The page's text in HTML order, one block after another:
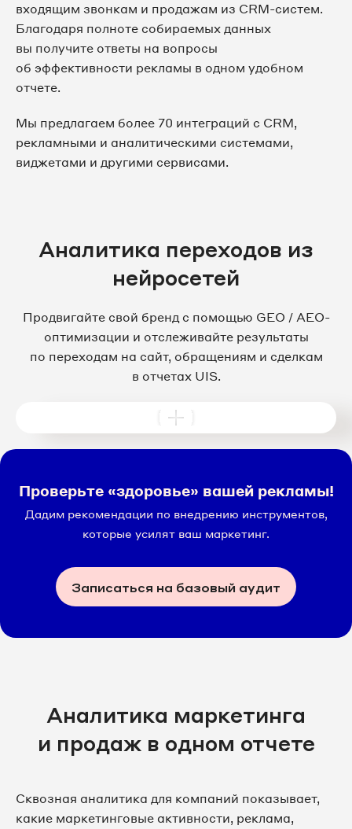
входящим звонкам и продажам из CRM-систем.
Благодаря полноте собираемых данных
вы получите ответы на вопросы
об эффективности рекламы в одном удобном
отчете.
Мы предлагаем более 70 интеграций с CRM,
рекламными и аналитическими системами,
виджетами и другими сервисами.
Аналитика переходов из
нейросетей
Продвигайте свой бренд с помощью GEO / AEO-
оптимизации и отслеживайте результаты
по переходам на сайт, обращениям и сделкам
в отчетах UIS.
Проверьте «здоровье» вашей рекламы!
Дадим рекомендации по внедрению инструментов,
которые усилят ваш маркетинг.
Записаться на базовый аудит
Аналитика маркетинга
и продаж в одном отчете
Сквозная аналитика для компаний показывает,
какие маркетинговые активности, реклама,